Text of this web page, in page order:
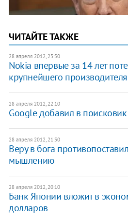
ЧИТАЙТЕ ТАКЖЕ
28 апреля 2012, 23:50
Nokia впервые за 14 лет
крупнейшего производителя
28 апреля 2012, 22:10
Google добавил в поисковик
28 апреля 2012, 21:30
Веру в бога
мышлению
28 апреля 2012, 20:10
Банк Японии вложит в
долларов